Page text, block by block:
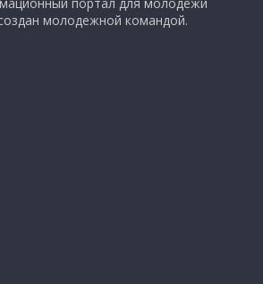
портал для молодёжи
молодежной командой.